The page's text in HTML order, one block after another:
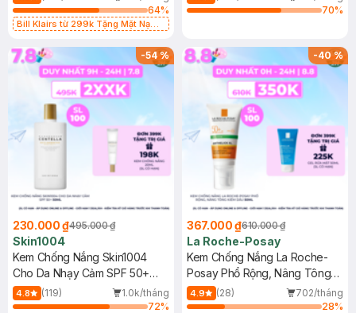
64%
Bill Klairs từ 299k Tặng Mặt Nạ
25ml (SL Có Hạn)
70%
-54%
230.000 ₫495.000 ₫
Skin1004
Kem Chống Nắng Skin1004
Cho Da Nhạy Cảm SPF 50+
50ml
4.8 (119)
1.0k/tháng
72%
-40%
367.000 ₫610.000 ₫
La Roche-Posay
Kem Chống Nắng La Roche-
Posay Phổ Rộng, Nâng Tông
Kiềm Dầu 50ml
4.9 (28)
702/tháng
28%